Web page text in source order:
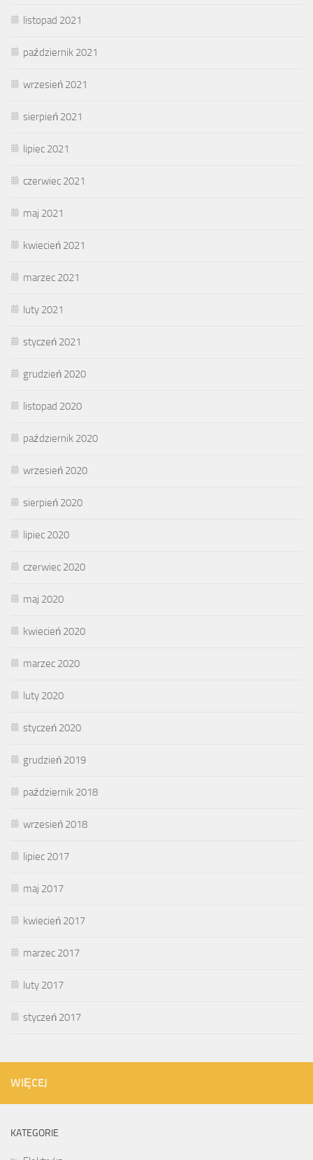
listopad 2021
październik 2021
wrzesień 2021
sierpień 2021
lipiec 2021
czerwiec 2021
maj 2021
kwiecień 2021
marzec 2021
luty 2021
styczeń 2021
grudzień 2020
listopad 2020
październik 2020
wrzesień 2020
sierpień 2020
lipiec 2020
czerwiec 2020
maj 2020
kwiecień 2020
marzec 2020
luty 2020
styczeń 2020
grudzień 2019
październik 2018
wrzesień 2018
lipiec 2017
maj 2017
kwiecień 2017
marzec 2017
luty 2017
styczeń 2017
WIĘCEJ
KATEGORIE